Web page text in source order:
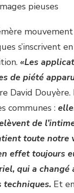
pieuses
s’inscrivent
«Les
de piété
David
communes :
de
toute notre
effet toujours
qui a changé
techniques. Et